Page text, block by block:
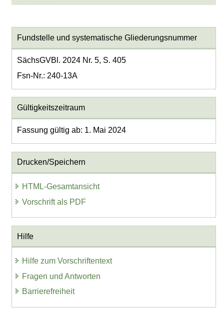
Fundstelle und systematische Gliederungsnummer
SächsGVBl. 2024 Nr. 5, S. 405
Fsn-Nr.: 240-13A
Gültigkeitszeitraum
Fassung gültig ab: 1. Mai 2024
Drucken/Speichern
HTML-Gesamtansicht
Vorschrift als PDF
Hilfe
Hilfe zum Vorschriftentext
Fragen und Antworten
Barrierefreiheit